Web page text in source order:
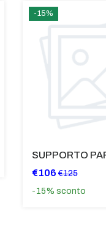
-15%
€106 €125
-15% sconto